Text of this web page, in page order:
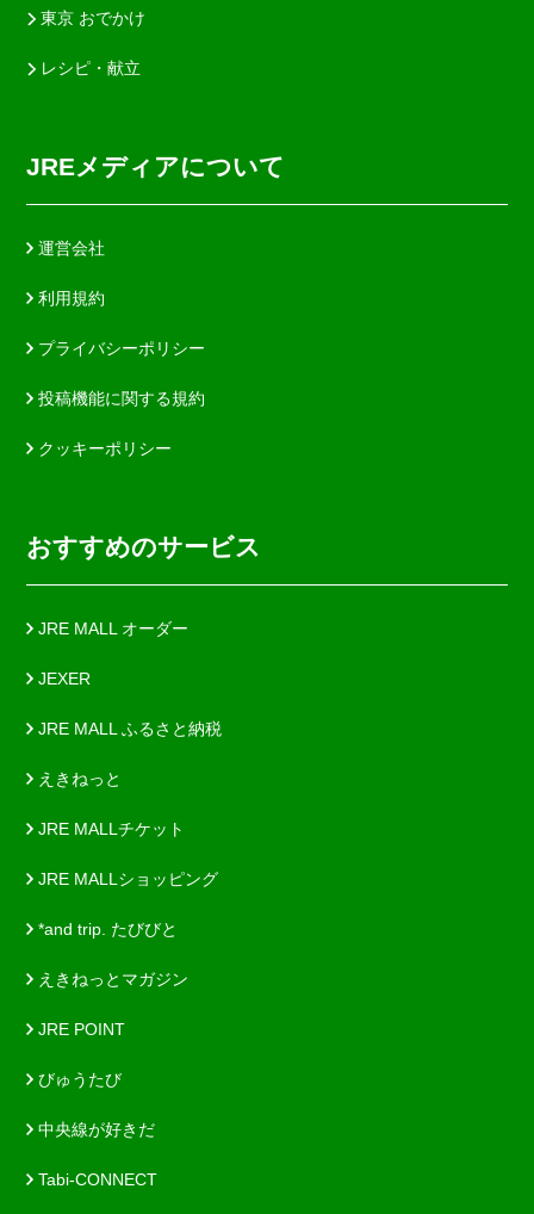
東京 おでかけ
レシピ・献立
JREメディアについて
運営会社
利用規約
プライバシーポリシー
投稿機能に関する規約
クッキーポリシー
おすすめのサービス
JRE MALL オーダー
JEXER
JRE MALL ふるさと納税
えきねっと
JRE MALLチケット
JRE MALLショッピング
*and trip. たびびと
えきねっとマガジン
JRE POINT
びゅうたび
中央線が好きだ
Tabi-CONNECT